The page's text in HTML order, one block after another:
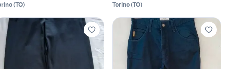
(TO) Torino(TO)